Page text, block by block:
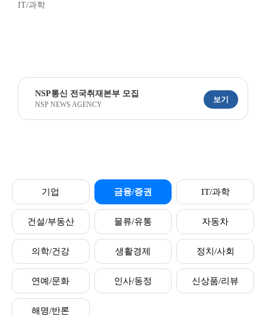
IT/과학
NSP통신 전국취재본부 모집
NSP NEWS AGENCY
보기
기업 금융/증권 IT/과학
건설/부동산 물류/유통 자동차
의학/건강 생활경제 정치/사회
연예/문화 인사/동정 신상품/리뷰
해명/반론